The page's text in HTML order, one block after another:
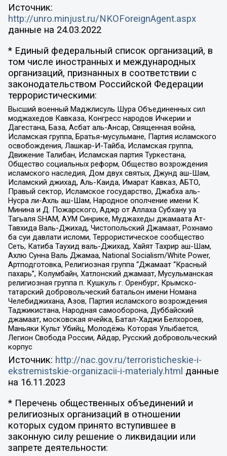
Источник:
http://unro.minjust.ru/NKOForeignAgent.aspx
данные на 24.03.2022
* Единый федеральный список организаций, в
том числе иностранных и международных
организаций, признанных в соответствии с
законодательством Российской Федерации
террористическими:
Высший военный Маджлисуль Шура Объединенных сил
моджахедов Кавказа, Конгресс народов Ичкерии и
Дагестана, База, Асбат аль-Ансар, Священная война,
Исламская группа, Братья-мусульмане, Партия исламского
освобождения, Лашкар-И-Тайба, Исламская группа,
Движение Талибан, Исламская партия Туркестана,
Общество социальных реформ, Общество возрождения
исламского наследия, Дом двух святых, Джунд аш-Шам,
Исламский джихад, Аль-Каида, Имарат Кавказ, АБТО,
Правый сектор, Исламское государство, Джабха аль-
Нусра ли-Ахль аш-Шам, Народное ополчение имени К.
Минина и Д. Пожарского, Аджр от Аллаха Субхану уа
Тагьаля SHAM, АУМ Синрике, Муджахеды джамаата Ат-
Тавхида Валь-Джихад, Чистопольский Джамаат, Рохнамо
ба суи давлати исломи, Террористическое сообщество
Сеть, Катиба Таухид валь-Джихад, Хайят Тахрир аш-Шам,
Ахлю Сунна Валь Джамаа, National Socialism/White Power,
Артподготовка, Религиозная группа “Джамаат “Красный
пахарь”, Колумбайн, Хатлонский джамаат, Мусульманская
религиозная группа п. Кушкуль г. Оренбург, Крымско-
татарский добровольческий батальон имени Номана
Челебиджихана, Азов, Партия исламского возрождения
Таджикистана, Народная самооборона, Дуббайский
джамаат, московская ячейка, Батал-Хаджи Белхороев,
Маньяки Культ Убийц, Молодёжь Которая Улыбается,
Легион Свобода России, Айдар, Русский добровольческий
корпус
Источник: http://nac.gov.ru/terroristicheskie-i-
ekstremistskie-organizacii-i-materialy.html данные
на 16.11.2023
* Перечень общественных объединений и
религиозных организаций в отношении
которых судом принято вступившее в
законную силу решение о ликвидации или
запрете деятельности: